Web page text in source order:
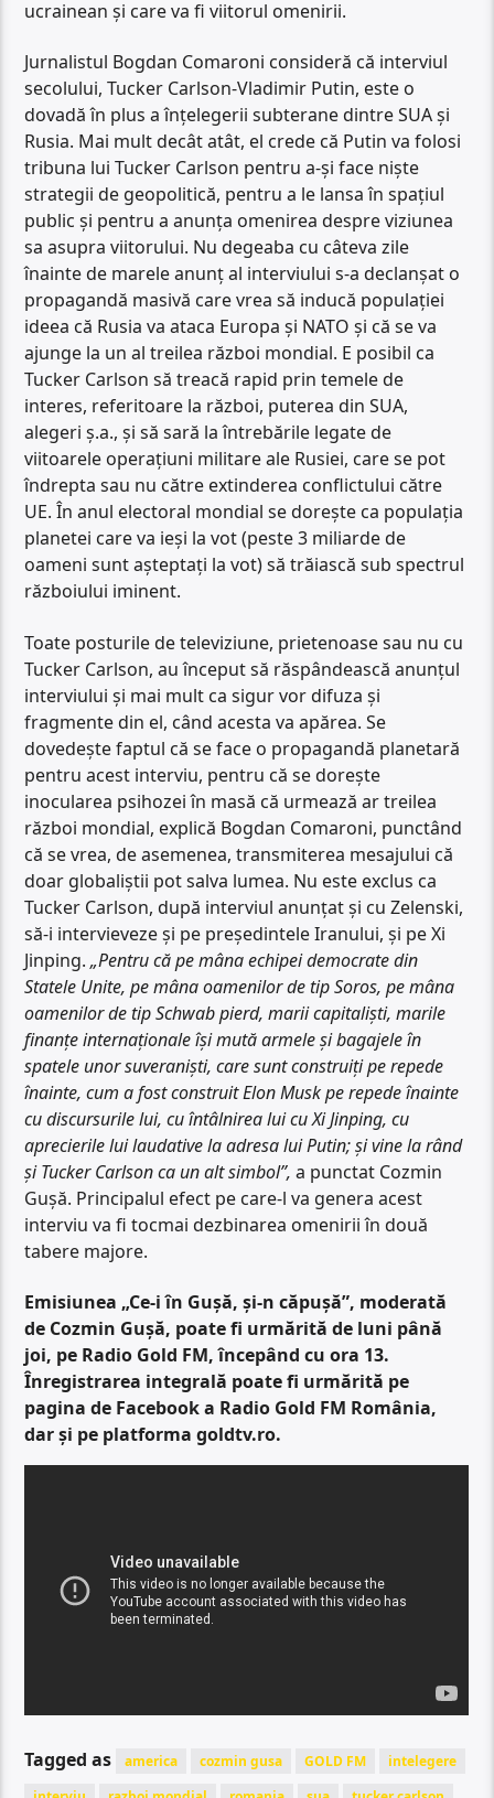
ucrainean și care va fi viitorul omenirii.
Jurnalistul Bogdan Comaroni consideră că interviul
secolului, Tucker Carlson-Vladimir Putin, este o
dovadă în plus a înțelegerii subterane dintre SUA și
Rusia. Mai mult decât atât, el crede că Putin va folosi
tribuna lui Tucker Carlson pentru a-și face niște
strategii de geopolitică, pentru a le lansa în spațiul
public și pentru a anunța omenirea despre viziunea
sa asupra viitorului. Nu degeaba cu câteva zile
înainte de marele anunț al interviului s-a declanșat o
propagandă masivă care vrea să inducă populației
ideea că Rusia va ataca Europa și NATO și că se va
ajunge la un al treilea război mondial. E posibil ca
Tucker Carlson să treacă rapid prin temele de
interes, referitoare la război, puterea din SUA,
alegeri ș.a., și să sară la întrebările legate de
viitoarele operațiuni militare ale Rusiei, care se pot
îndrepta sau nu către extinderea conflictului către
UE. În anul electoral mondial se dorește ca populația
planetei care va ieși la vot (peste 3 miliarde de
oameni sunt așteptați la vot) să trăiască sub spectrul
războiului iminent.
Toate posturile de televiziune, prietenoase sau nu cu
Tucker Carlson, au început să răspândească anunțul
interviului și mai mult ca sigur vor difuza și
fragmente din el, când acesta va apărea. Se
dovedește faptul că se face o propagandă planetară
pentru acest interviu, pentru că se dorește
inocularea psihozei în masă că urmează ar treilea
război mondial, explică Bogdan Comaroni, punctând
că se vrea, de asemenea, transmiterea mesajului că
doar globaliștii pot salva lumea. Nu este exclus ca
Tucker Carlson, după interviul anunțat și cu Zelenski,
să-i intervieveze și pe președintele Iranului, și pe Xi
Jinping.„Pentru că pe mâna echipei democrate din
Statele Unite, pe mâna oamenilor de tip Soros, pe mâna
oamenilor de tip Schwab pierd, marii capitaliști, marile
finanțe internaționale își mută armele și bagajele în
spatele unor suveraniști, care sunt construiți pe repede
înainte, cum a fost construit Elon Musk pe repede înainte
cu discursurile lui, cu întâlnirea lui cu Xi Jinping, cu
aprecierile lui laudative la adresa lui Putin; și vine la rând
și Tucker Carlson ca un alt simbol”, a punctat Cozmin
Gușă. Principalul efect pe care-l va genera acest
interviu va fi tocmai dezbinarea omenirii în două
tabere majore.
Emisiunea „Ce-i în Gușă, și-n căpușă”, moderată
de Cozmin Gușă, poate fi urmărită de luni până
joi, pe Radio Gold FM, începând cu ora 13.
Înregistrarea integrală poate fi urmărită pe
pagina de Facebook a Radio Gold FM România,
dar și pe platforma goldtv.ro.
Tagged as america cozmin gusa GOLD FM
intelegere